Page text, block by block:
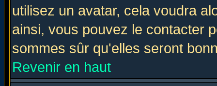
utilisez un avatar, cela voudra
ainsi, vous pouvez le contacter
sommes sûr qu'elles seront
Revenir en haut